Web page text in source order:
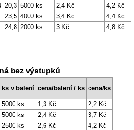
20,3 5000 ks 2,4 Kč
4,2 Kč
23,5 4000 ks 3,4 Kč
4,4 Kč
24,8 2000 ks 3 Kč 4,8 Kč
bez výstupků
ks v balení cena/balení / ks cena/ks
5000 ks 1,3 Kč
2,2 Kč
5000 ks 2,4 Kč
3,7 Kč
2500 ks 2,6 Kč
4,2 Kč